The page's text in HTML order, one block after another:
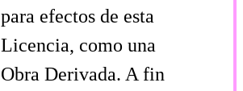
para efectos de esta
Licencia, como una
Obra Derivada. A fin